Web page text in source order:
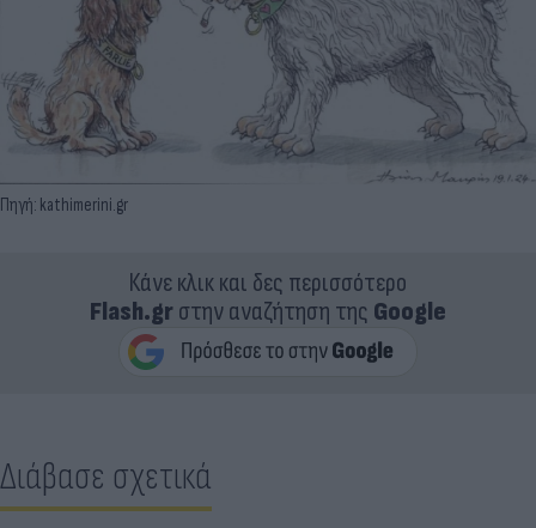
Πηγή: kathimerini.gr
Κάνε κλικ και δες περισσότερο
Flash.grστην αναζήτηση της Google
Διάβασε σχετικά